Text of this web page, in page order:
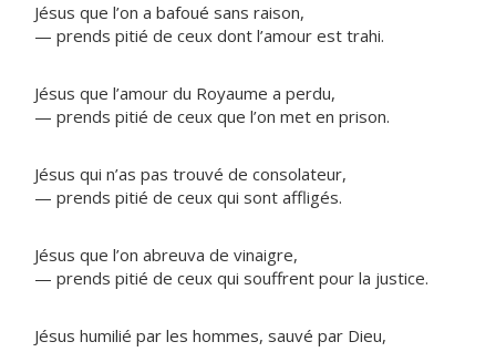
Jésus que l’on a bafoué sans raison,
— prends pitié de ceux dont l’amour est trahi.
Jésus que l’amour du Royaume a perdu,
— prends pitié de ceux que l’on met en prison.
Jésus qui n’as pas trouvé de consolateur,
— prends pitié de ceux qui sont affligés.
Jésus que l’on abreuva de vinaigre,
— prends pitié de ceux qui souffrent pour la justice.
Jésus humilié par les hommes, sauvé par Dieu,